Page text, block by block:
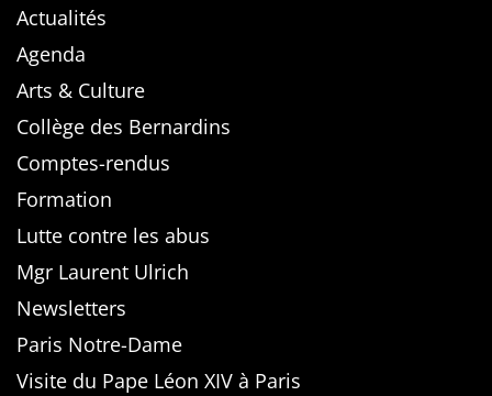
Actualités
Agenda
Arts & Culture
Collège des Bernardins
Comptes-rendus
Formation
Lutte contre les abus
Mgr Laurent Ulrich
Newsletters
Paris Notre-Dame
Visite du Pape Léon XIV à Paris